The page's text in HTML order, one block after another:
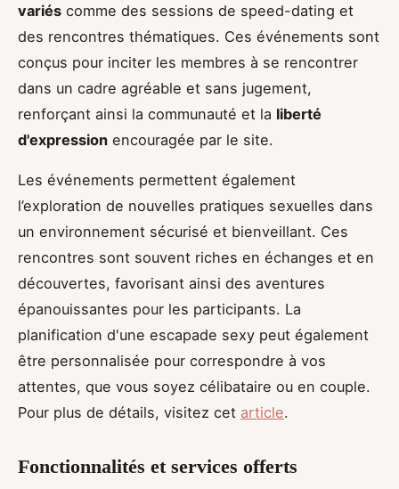
variés comme des sessions de speed-dating et
des rencontres thématiques. Ces événements sont
conçus pour inciter les membres à se rencontrer
dans un cadre agréable et sans jugement,
renforçant ainsi la communauté et la liberté
d'expression encouragée par le site.
Les événements permettent également
l’exploration de nouvelles pratiques sexuelles dans
un environnement sécurisé et bienveillant. Ces
rencontres sont souvent riches en échanges et en
découvertes, favorisant ainsi des aventures
épanouissantes pour les participants. La
planification d'une escapade sexy peut également
être personnalisée pour correspondre à vos
attentes, que vous soyez célibataire ou en couple.
Pour plus de détails, visitez cet article.
Fonctionnalités et services offerts